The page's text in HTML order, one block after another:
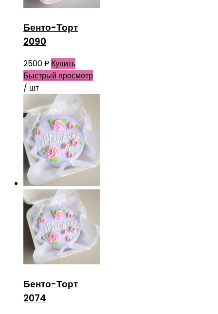
Бенто-Торт
2090
2500₽ Купить
Быстрый просмотр
/ шт
Бенто-Торт
2074